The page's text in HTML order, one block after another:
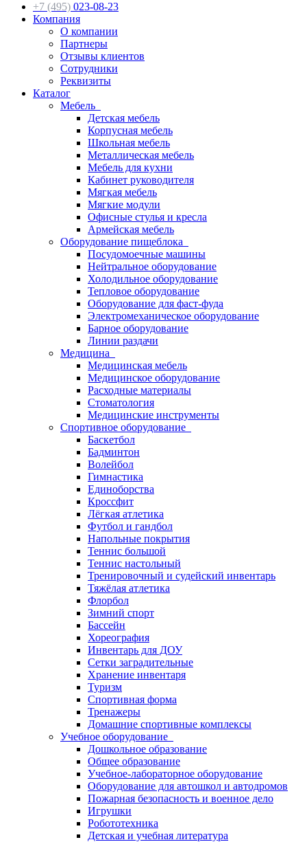
+7 (495) 023-08-23
Компания
О компании
Партнеры
Отзывы клиентов
Сотрудники
Реквизиты
Каталог
Мебель
Детская мебель
Корпусная мебель
Школьная мебель
Металлическая мебель
Мебель для кухни
Кабинет руководителя
Мягкая мебель
Мягкие модули
Офисные стулья и кресла
Армейская мебель
Оборудование пищеблока
Посудомоечные машины
Нейтральное оборудование
Холодильное оборудование
Тепловое оборудование
Оборудование для фаст-фуда
Электромеханическое оборудование
Барное оборудование
Линии раздачи
Медицина
Медицинская мебель
Медицинское оборудование
Расходные материалы
Стоматология
Медицинские инструменты
Спортивное оборудование
Баскетбол
Бадминтон
Волейбол
Гимнастика
Единоборства
Кроссфит
Лёгкая атлетика
Футбол и гандбол
Напольные покрытия
Теннис большой
Теннис настольный
Тренировочный и судейский инвентарь
Тяжёлая атлетика
Флорбол
Зимний спорт
Бассейн
Хореография
Инвентарь для ДОУ
Сетки заградительные
Хранение инвентаря
Туризм
Спортивная форма
Тренажеры
Домашние спортивные комплексы
Учебное оборудование
Дошкольное образование
Общее образование
Учебное-лабораторное оборудование
Оборудование для автошкол и автодромов
Пожарная безопасность и военное дело
Игрушки
Робототехника
Детская и учебная литература